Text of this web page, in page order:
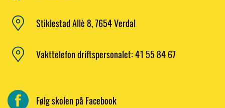
Stiklestad Allè 8, 7654 Verdal
Vakttelefon driftspersonalet: 41 55 84 67
Følg skolen på Facebook